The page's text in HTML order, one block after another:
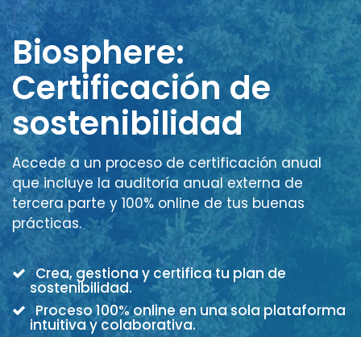
Biosphere:
Certificación de
sostenibilidad
Accede a un proceso de certificación anual
que incluye la auditoría anual externa de
tercera parte y 100% online de tus buenas
prácticas.
Crea, gestiona y certifica tu plan de
sostenibilidad.
Proceso 100% online en una sola plataforma
intuitiva y colaborativa.